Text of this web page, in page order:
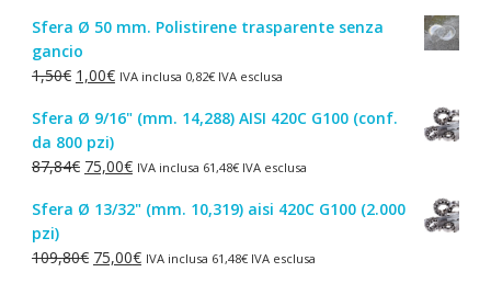
originale
era:
4,30€.
attuale
2,50€.
Sfera Ø 50 mm. Polistirene trasparente senza
gancio
1,50€ Il
originale
era:
1,50€.
1,00€Il
attuale
è:
1,00€.
IVA inclusa 0,82€IVA esclusa
Sfera Ø 9/16" (mm. 14,288) AISI 420C G100 (conf.
da 800 pzi)
87,84€ Il
originale
87,84€.
75,00€Il
attuale
75,00€.
IVA inclusa 61,48€IVA esclusa
Sfera Ø 13/32" (mm. 10,319) aisi 420C G100 (2.000
pzi)
109,80€ Il
75,00€IlIVA inclusa 61,48€IVA esclusa